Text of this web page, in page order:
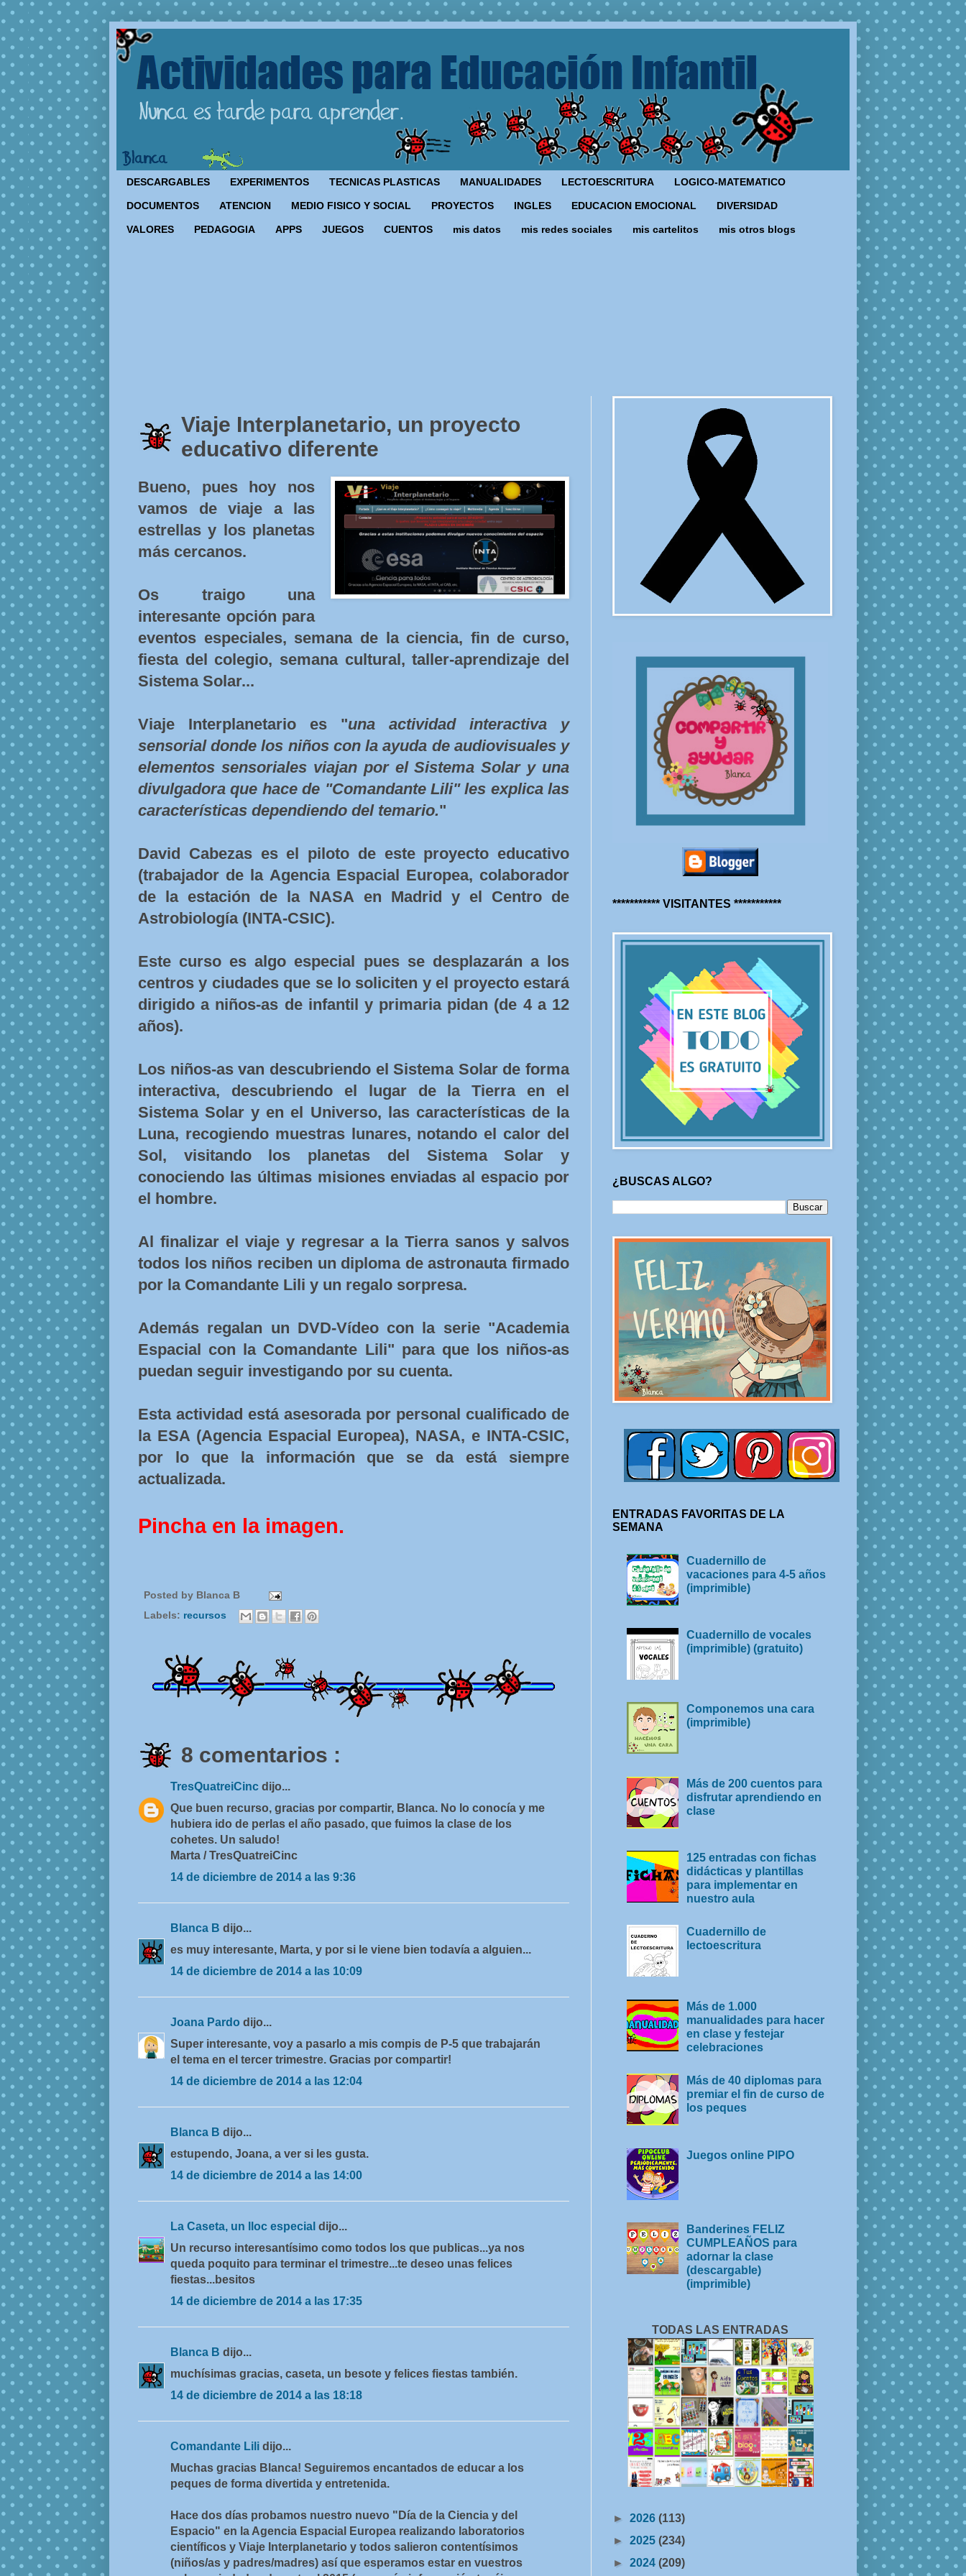
DESCARGABLES EXPERIMENTOS TECNICAS PLASTICAS MANUALIDADES LECTOESCRITURA LOGICO-MATEMATICO
DOCUMENTOS ATENCION MEDIO FISICO Y SOCIAL PROYECTOS INGLES EDUCACION EMOCIONAL DIVERSIDAD
VALORES PEDAGOGIA APPS JUEGOS CUENTOS mis datos mis redes sociales mis cartelitos mis otros blogs
Viaje Interplanetario, un proyecto
educativo diferente
Bueno, pues hoy nos
vamos de viaje a las
estrellas y los planetas
más cercanos.
Os traigo una
interesante opción para
eventos especiales, semana de la ciencia, fin de curso,
fiesta del colegio, semana cultural, taller-aprendizaje del
Sistema Solar...
Viaje Interplanetario es "una actividad interactiva y
sensorial donde los niños con la ayuda de audiovisuales y
elementos sensoriales viajan por el Sistema Solar y una
divulgadora que hace de "Comandante Lili" les explica las
características dependiendo del temario."
David Cabezas es el piloto de este proyecto educativo
(trabajador de la Agencia Espacial Europea, colaborador
de la estación de la NASA en Madrid y el Centro de
Astrobiología (INTA-CSIC).
Este curso es algo especial pues se desplazarán a los
centros y ciudades que se lo soliciten y el proyecto estará
dirigido a niños-as de infantil y primaria pidan (de 4 a 12
años).
Los niños-as van descubriendo el Sistema Solar de forma
interactiva, descubriendo el lugar de la Tierra en el
Sistema Solar y en el Universo, las características de la
Luna, recogiendo muestras lunares, notando el calor del
Sol, visitando los planetas del Sistema Solar y
conociendo las últimas misiones enviadas al espacio por
el hombre.
Al finalizar el viaje y regresar a la Tierra sanos y salvos
todos los niños reciben un diploma de astronauta firmado
por la Comandante Lili y un regalo sorpresa.
Además regalan un DVD-Vídeo con la serie "Academia
Espacial con la Comandante Lili" para que los niños-as
puedan seguir investigando por su cuenta.
Esta actividad está asesorada por personal cualificado de
la ESA (Agencia Espacial Europea), NASA, e INTA-CSIC,
por lo que la información que se da está siempre
actualizada.
Pincha en la imagen.
Posted by Blanca B
Labels: recursos
8 comentarios :
TresQuatreiCinc dijo...
Que buen recurso, gracias por compartir, Blanca. No lo conocía y me
hubiera ido de perlas el año pasado, que fuimos la clase de los
cohetes. Un saludo!
Marta / TresQuatreiCinc
14 de diciembre de 2014 a las 9:36
Blanca B dijo...
es muy interesante, Marta, y por si le viene bien todavía a alguien...
14 de diciembre de 2014 a las 10:09
Joana Pardo dijo...
Super interesante, voy a pasarlo a mis compis de P-5 que trabajarán
el tema en el tercer trimestre. Gracias por compartir!
14 de diciembre de 2014 a las 12:04
Blanca B dijo...
estupendo, Joana, a ver si les gusta.
14 de diciembre de 2014 a las 14:00
La Caseta, un lloc especial dijo...
Un recurso interesantísimo como todos los que publicas...ya nos
queda poquito para terminar el trimestre...te deseo unas felices
fiestas...besitos
14 de diciembre de 2014 a las 17:35
Blanca B dijo...
muchísimas gracias, caseta, un besote y felices fiestas también.
14 de diciembre de 2014 a las 18:18
Comandante Lili dijo...
Muchas gracias Blanca! Seguiremos encantados de educar a los
peques de forma divertida y entretenida.
Hace dos días probamos nuestro nuevo "Día de la Ciencia y del
Espacio" en la Agencia Espacial Europea realizando laboratorios
científicos y Viaje Interplanetario y todos salieron contentísimos
(niños/as y padres/madres) así que esperamos estar en vuestros
*********** VISITANTES ***********
¿BUSCAS ALGO?
ENTRADAS FAVORITAS DE LA
SEMANA
Cuadernillo de
vacaciones para 4-5 años
(imprimible)
Cuadernillo de vocales
(imprimible) (gratuito)
Componemos una cara
(imprimible)
Más de 200 cuentos para
disfrutar aprendiendo en
clase
125 entradas con fichas
didácticas y plantillas
para implementar en
nuestro aula
Cuadernillo de
lectoescritura
Más de 1.000
manualidades para hacer
en clase y festejar
celebraciones
Más de 40 diplomas para
premiar el fin de curso de
los peques
Juegos online PIPO
Banderines FELIZ
CUMPLEAÑOS para
adornar la clase
(descargable)
(imprimible)
TODAS LAS ENTRADAS
► 2026 (113)
► 2025 (234)
► 2024 (209)